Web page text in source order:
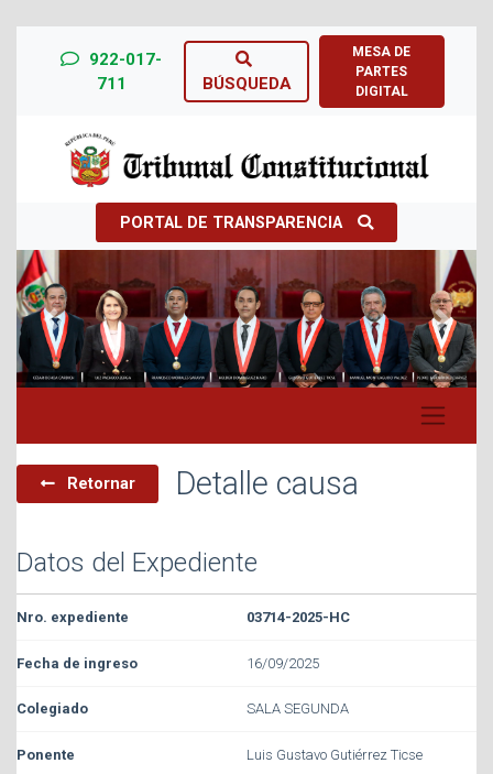
922-017-
711
BÚSQUEDA
MESA DE
PARTES
DIGITAL
PORTAL DE TRANSPARENCIA
Previous Next
Retornar Detalle causa
Datos del Expediente
03714-2025-HC
16/09/2025
SALA SEGUNDA
Luis Gustavo Gutiérrez Ticse